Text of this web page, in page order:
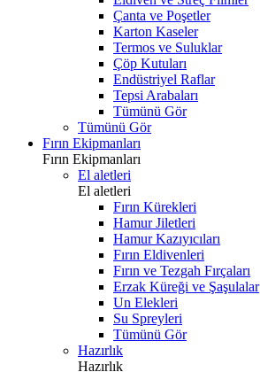
Çanta ve Poşetler
Karton Kaseler
Termos ve Suluklar
Çöp Kutuları
Endüstriyel Raflar
Tepsi Arabaları
Tümünü Gör
Tümünü Gör
Fırın Ekipmanları
Fırın Ekipmanları
El aletleri
El aletleri
Fırın Kürekleri
Hamur Jiletleri
Hamur Kazıyıcıları
Fırın Eldivenleri
Fırın ve Tezgah Fırçaları
Erzak Küreği ve Şaşulalar
Un Elekleri
Su Spreyleri
Tümünü Gör
Hazırlık
Hazırlık